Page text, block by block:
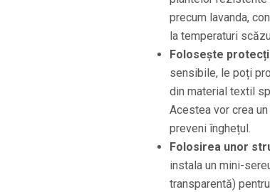
precum lavanda,
la temperaturi
Folosește
sensibile, le poți
din material textil
Acestea vor crea
preveni înghețul.
Folosirea unor
instala un mini-
transparentă)